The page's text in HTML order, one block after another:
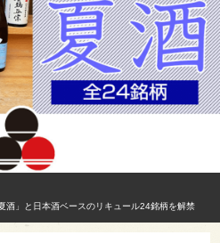
酒」と日本酒ベースのリキュール24銘柄を解禁